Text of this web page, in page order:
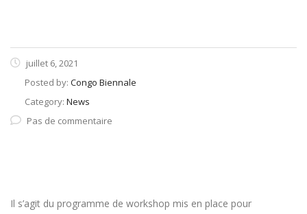
juillet 6, 2021
Posted by: Congo Biennale
Category: News
Pas de commentaire
Il s’agit du programme de workshop mis en place pour